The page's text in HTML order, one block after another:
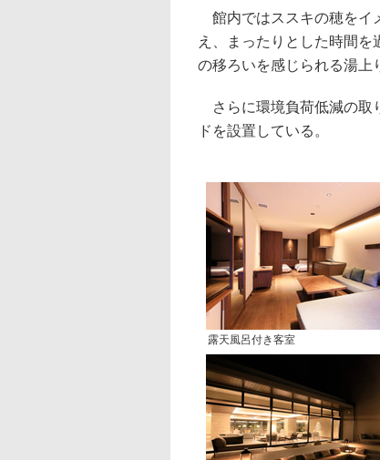
館内ではススキの穂をイ
え、まったりとした時間
の移ろいを感じられる湯上
さらに環境負荷低減の取
ドを設置している。
露天風呂付き客室